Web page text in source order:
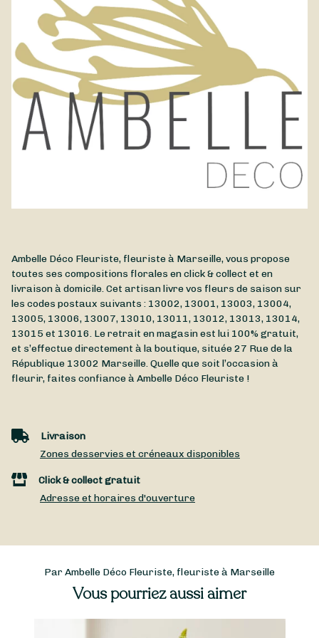
Ambelle Déco Fleuriste, fleuriste à Marseille, vous propose
toutes ses compositions florales en click & collect et en
livraison à domicile. Cet artisan livre vos fleurs de saison sur
les codes postaux suivants : 13002, 13001, 13003, 13004,
13005, 13006, 13007, 13010, 13011, 13012, 13013, 13014,
13015 et 13016. Le retrait en magasin est lui 100% gratuit,
et s’effectue directement à la boutique, située27 Rue de la
République 13002 Marseille. Quelle que soit l’occasion à
fleurir, faites confiance à Ambelle Déco Fleuriste !
Livraison
Zones desservies et créneaux disponibles
Click & collect gratuit
Adresse et horaires d'ouverture
Par Ambelle Déco Fleuriste, fleuriste à Marseille
Vous pourriez aussi aimer